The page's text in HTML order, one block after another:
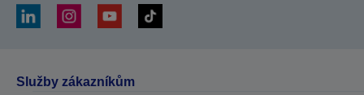
Služby zákazníkům